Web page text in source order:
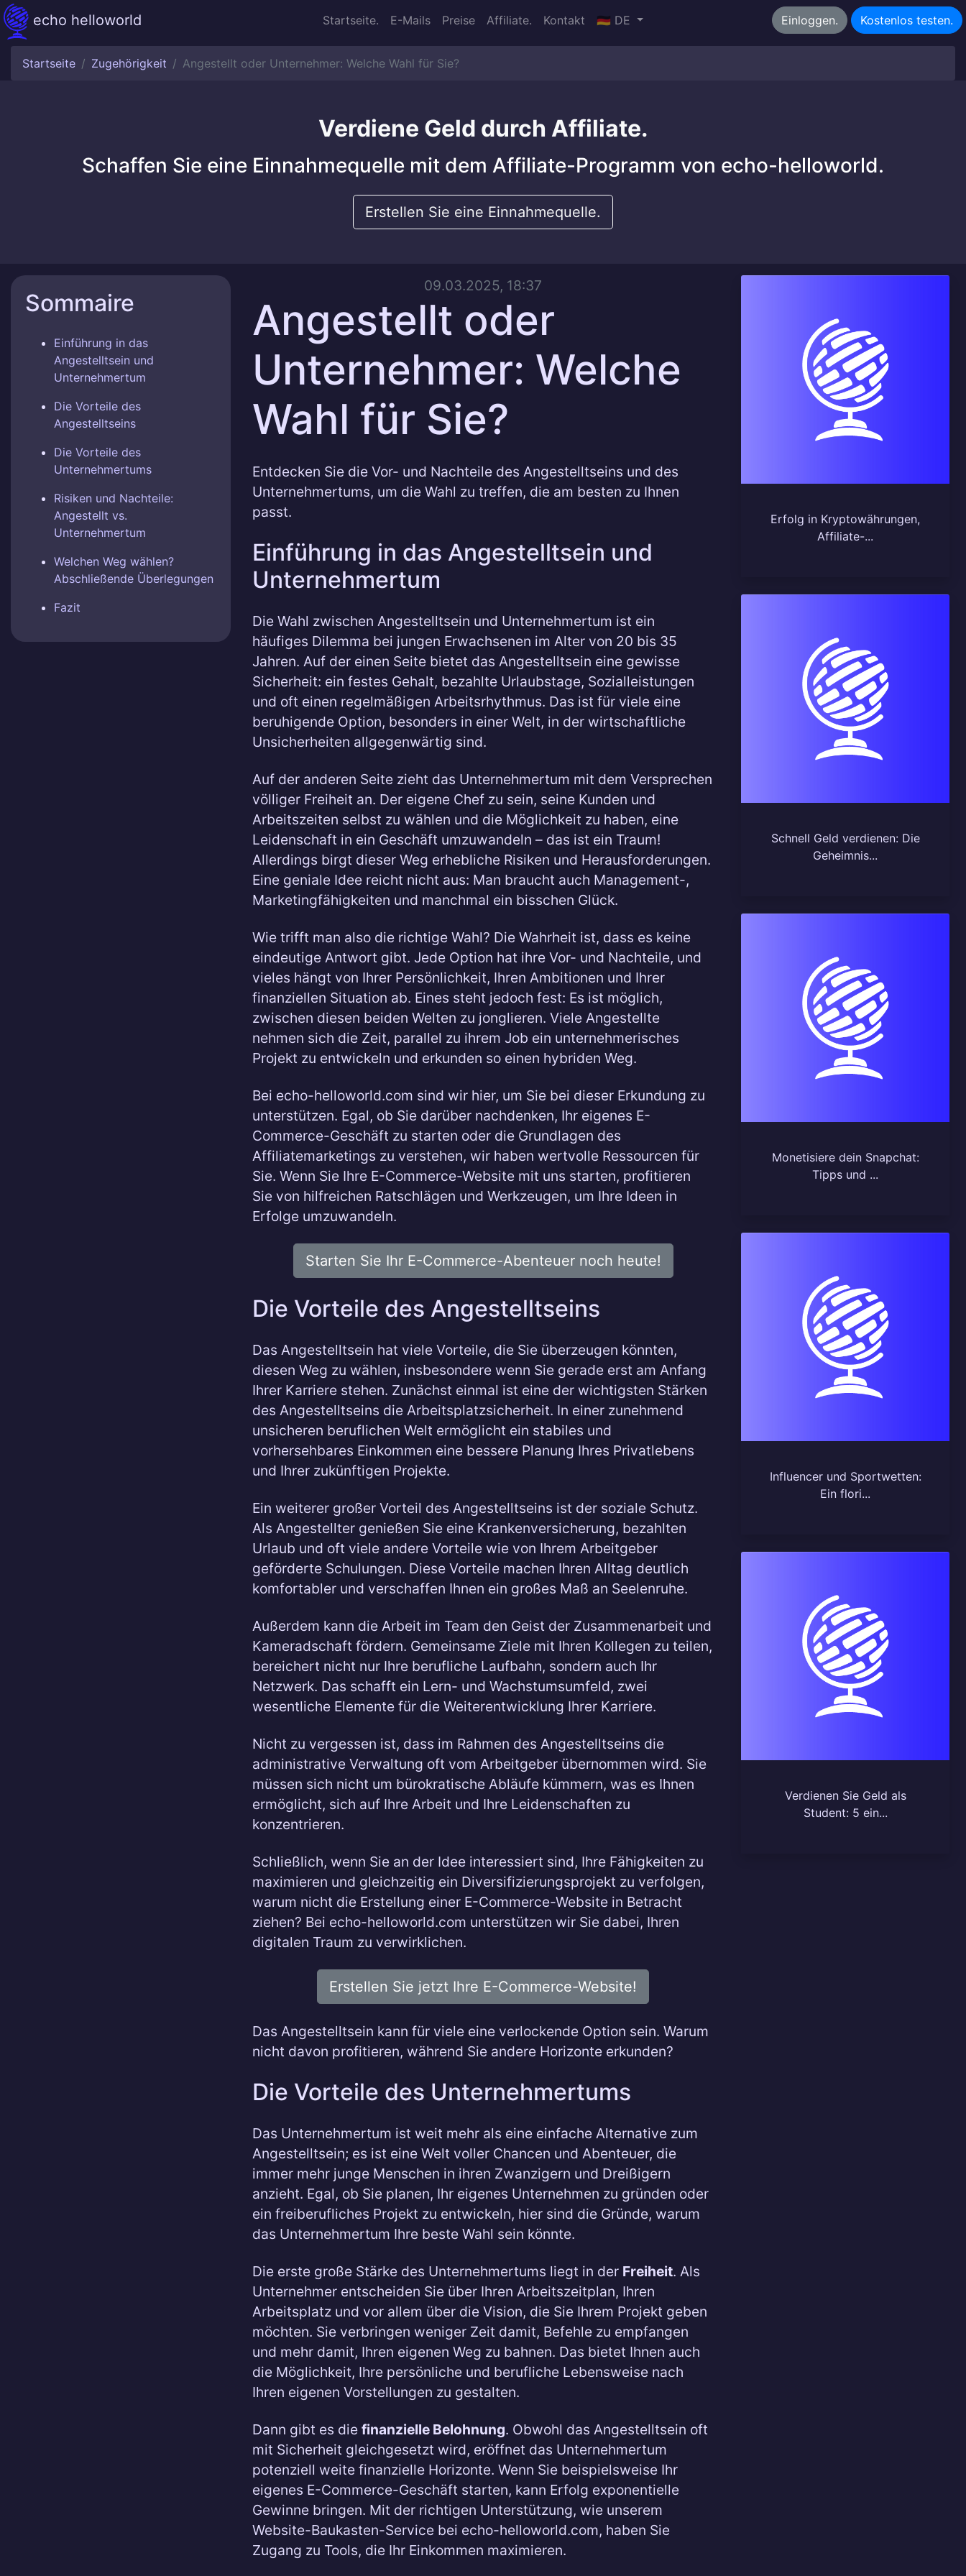
echo helloworld Startseite. E-Mails Preise Affiliate. Kontakt 🇩🇪 DE Einloggen. Kostenlos testen.
Startseite Zugehörigkeit Angestellt oder Unternehmer: Welche Wahl für Sie?
Verdiene Geld durch Affiliate.
Schaffen Sie eine Einnahmequelle mit dem Affiliate-Programm von echo-helloworld.
Erstellen Sie eine Einnahmequelle.
Sommaire
Einführung in das
Angestelltsein und
Unternehmertum
Die Vorteile des
Angestelltseins
Die Vorteile des
Unternehmertums
Risiken und Nachteile:
Angestellt vs.
Unternehmertum
Welchen Weg wählen?
Abschließende Überlegungen
Fazit
09.03.2025, 18:37
Angestellt oder
Unternehmer: Welche
Wahl für Sie?
Entdecken Sie die Vor- und Nachteile des Angestelltseins und des
Unternehmertums, um die Wahl zu treffen, die am besten zu Ihnen
passt.
Einführung in das Angestelltsein und
Unternehmertum
Die Wahl zwischen Angestelltsein und Unternehmertum ist ein
häufiges Dilemma bei jungen Erwachsenen im Alter von 20 bis 35
Jahren. Auf der einen Seite bietet das Angestelltsein eine gewisse
Sicherheit: ein festes Gehalt, bezahlte Urlaubstage, Sozialleistungen
und oft einen regelmäßigen Arbeitsrhythmus. Das ist für viele eine
beruhigende Option, besonders in einer Welt, in der wirtschaftliche
Unsicherheiten allgegenwärtig sind.
Auf der anderen Seite zieht das Unternehmertum mit dem Versprechen
völliger Freiheit an. Der eigene Chef zu sein, seine Kunden und
Arbeitszeiten selbst zu wählen und die Möglichkeit zu haben, eine
Leidenschaft in ein Geschäft umzuwandeln – das ist ein Traum!
Allerdings birgt dieser Weg erhebliche Risiken und Herausforderungen.
Eine geniale Idee reicht nicht aus: Man braucht auch Management-,
Marketingfähigkeiten und manchmal ein bisschen Glück.
Wie trifft man also die richtige Wahl? Die Wahrheit ist, dass es keine
eindeutige Antwort gibt. Jede Option hat ihre Vor- und Nachteile, und
vieles hängt von Ihrer Persönlichkeit, Ihren Ambitionen und Ihrer
finanziellen Situation ab. Eines steht jedoch fest: Es ist möglich,
zwischen diesen beiden Welten zu jonglieren. Viele Angestellte
nehmen sich die Zeit, parallel zu ihrem Job ein unternehmerisches
Projekt zu entwickeln und erkunden so einen hybriden Weg.
Bei echo-helloworld.com sind wir hier, um Sie bei dieser Erkundung zu
unterstützen. Egal, ob Sie darüber nachdenken, Ihr eigenes E-
Commerce-Geschäft zu starten oder die Grundlagen des
Affiliatemarketings zu verstehen, wir haben wertvolle Ressourcen für
Sie. Wenn Sie Ihre E-Commerce-Website mit uns starten, profitieren
Sie von hilfreichen Ratschlägen und Werkzeugen, um Ihre Ideen in
Erfolge umzuwandeln.
Starten Sie Ihr E-Commerce-Abenteuer noch heute!
Die Vorteile des Angestelltseins
Das Angestelltsein hat viele Vorteile, die Sie überzeugen könnten,
diesen Weg zu wählen, insbesondere wenn Sie gerade erst am Anfang
Ihrer Karriere stehen. Zunächst einmal ist eine der wichtigsten Stärken
des Angestelltseins die Arbeitsplatzsicherheit. In einer zunehmend
unsicheren beruflichen Welt ermöglicht ein stabiles und
vorhersehbares Einkommen eine bessere Planung Ihres Privatlebens
und Ihrer zukünftigen Projekte.
Ein weiterer großer Vorteil des Angestelltseins ist der soziale Schutz.
Als Angestellter genießen Sie eine Krankenversicherung, bezahlten
Urlaub und oft viele andere Vorteile wie von Ihrem Arbeitgeber
geförderte Schulungen. Diese Vorteile machen Ihren Alltag deutlich
komfortabler und verschaffen Ihnen ein großes Maß an Seelenruhe.
Außerdem kann die Arbeit im Team den Geist der Zusammenarbeit und
Kameradschaft fördern. Gemeinsame Ziele mit Ihren Kollegen zu teilen,
bereichert nicht nur Ihre berufliche Laufbahn, sondern auch Ihr
Netzwerk. Das schafft ein Lern- und Wachstumsumfeld, zwei
wesentliche Elemente für die Weiterentwicklung Ihrer Karriere.
Nicht zu vergessen ist, dass im Rahmen des Angestelltseins die
administrative Verwaltung oft vom Arbeitgeber übernommen wird. Sie
müssen sich nicht um bürokratische Abläufe kümmern, was es Ihnen
ermöglicht, sich auf Ihre Arbeit und Ihre Leidenschaften zu
konzentrieren.
Schließlich, wenn Sie an der Idee interessiert sind, Ihre Fähigkeiten zu
maximieren und gleichzeitig ein Diversifizierungsprojekt zu verfolgen,
warum nicht die Erstellung einer E-Commerce-Website in Betracht
ziehen? Bei echo-helloworld.com unterstützen wir Sie dabei, Ihren
digitalen Traum zu verwirklichen.
Erstellen Sie jetzt Ihre E-Commerce-Website!
Das Angestelltsein kann für viele eine verlockende Option sein. Warum
nicht davon profitieren, während Sie andere Horizonte erkunden?
Die Vorteile des Unternehmertums
Das Unternehmertum ist weit mehr als eine einfache Alternative zum
Angestelltsein; es ist eine Welt voller Chancen und Abenteuer, die
immer mehr junge Menschen in ihren Zwanzigern und Dreißigern
anzieht. Egal, ob Sie planen, Ihr eigenes Unternehmen zu gründen oder
ein freiberufliches Projekt zu entwickeln, hier sind die Gründe, warum
das Unternehmertum Ihre beste Wahl sein könnte.
Die erste große Stärke des Unternehmertums liegt in der Freiheit. Als
Unternehmer entscheiden Sie über Ihren Arbeitszeitplan, Ihren
Arbeitsplatz und vor allem über die Vision, die Sie Ihrem Projekt geben
möchten. Sie verbringen weniger Zeit damit, Befehle zu empfangen
und mehr damit, Ihren eigenen Weg zu bahnen. Das bietet Ihnen auch
die Möglichkeit, Ihre persönliche und berufliche Lebensweise nach
Ihren eigenen Vorstellungen zu gestalten.
Dann gibt es die finanzielle Belohnung. Obwohl das Angestelltsein oft
mit Sicherheit gleichgesetzt wird, eröffnet das Unternehmertum
potenziell weite finanzielle Horizonte. Wenn Sie beispielsweise Ihr
eigenes E-Commerce-Geschäft starten, kann Erfolg exponentielle
Gewinne bringen. Mit der richtigen Unterstützung, wie unserem
Website-Baukasten-Service bei echo-helloworld.com, haben Sie
Zugang zu Tools, die Ihr Einkommen maximieren.
Erfolg in Kryptowährungen,
Affiliate-...
Schnell Geld verdienen: Die
Geheimnis...
Monetisiere dein Snapchat:
Tipps und ...
Influencer und Sportwetten:
Ein flori...
Verdienen Sie Geld als
Student: 5 ein...